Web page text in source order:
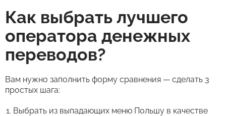
Как выбрать лучшего
оператора денежных
переводов?
Вам нужно заполнить форму сравнения — сделать 3
простых шага:
Выбрать из выпадающих меню Польшу в качестве